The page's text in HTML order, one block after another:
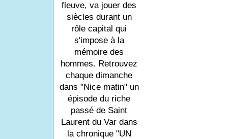
fleuve, va jouer des
siècles durant un
rôle capital qui
s'impose à la
mémoire des
hommes. Retrouvez
chaque dimanche
dans "Nice matin" un
épisode du riche
passé de Saint
Laurent du Var dans
la chronique "UN